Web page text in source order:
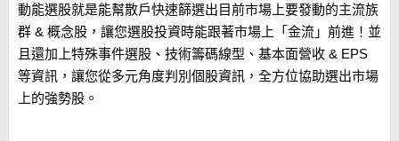
動能選股就是能幫散戶快速篩選出目前市場上要發動的主流族
群 & 概念股，讓您選股投資時能跟著市場上「金流」前進！並
且還加上特殊事件選股、技術籌碼線型、基本面營收 & EPS
等資訊，讓您從多元角度判別個股資訊，全方位協助選出市場
上的強勢股。